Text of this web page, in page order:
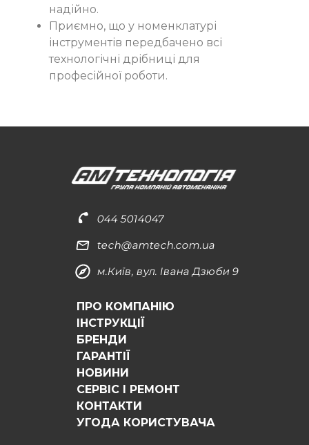
надійно.
Приємно, що у номенклатурі
інструментів передбачено всі
технологічні дрібниці для
професійної роботи.
044 5014047
tech@amtech.com.ua
м.Київ, вул. Івана Дзюби 9
ПРО КОМПАНІЮ
ІНСТРУКЦІЇ
БРЕНДИ
ГАРАНТІЇ
НОВИНИ
СЕРВІС І РЕМОНТ
КОНТАКТИ
УГОДА КОРИСТУВАЧА